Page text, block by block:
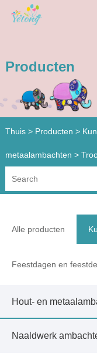
Producten
Thuis > Producten >
metaalambachten >
Alle producten
Feestdagen en
Hout- en
Naaldwerk